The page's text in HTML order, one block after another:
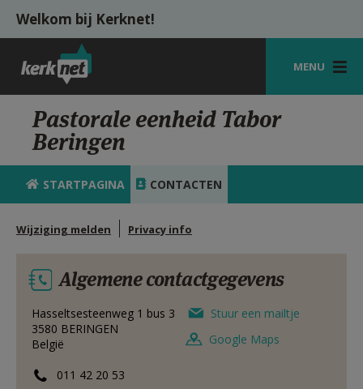
Overslaan en naar de inhoud gaan
Welkom bij Kerknet!
MENU
STARTPAGINA
KERK
VIERINGEN
HULP
MIJN PAROCHIE
AANMELDEN OF REGISTREREN
Pastorale eenheid Tabor
Beringen
STARTPAGINA CONTACTEN
Wijziging melden Privacy info
Algemene contactgegevens
Hasseltsesteenweg 1 bus 3
3580 BERINGEN
België
011 42 20 53
Stuur een mailtje
Google Maps